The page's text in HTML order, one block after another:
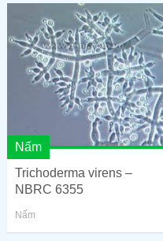
Nấm
Trichoderma virens –
NBRC 6355
Nấm